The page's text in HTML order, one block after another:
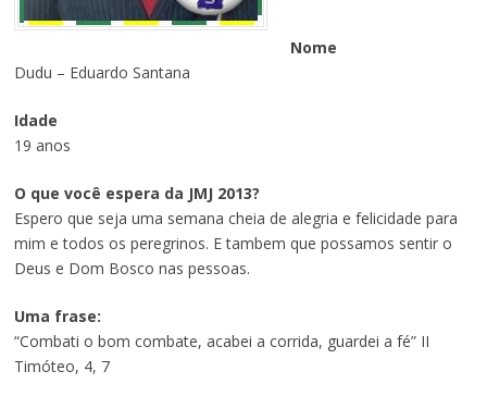
Nome
Dudu – Eduardo Santana
Idade
19 anos
O que você espera da JMJ 2013?
Espero que seja uma semana cheia de alegria e felicidade para
mim e todos os peregrinos. E tambem que possamos sentir o
Deus e Dom Bosco nas pessoas.
Uma frase:
“Combati o bom combate, acabei a corrida, guardei a fé” II
Timóteo, 4, 7